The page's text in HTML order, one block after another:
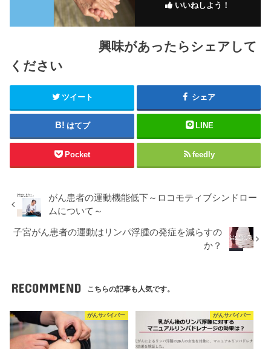
いいねしよう！
興味があったらシェアして
ください
ツイート シェア
はてブ LINE
Pocket feedly
がん患者の運動機能低下～ロコモティブシンドロー
ムについて～
子宮がん患者の運動はリンパ浮腫の発症を減らすの
か？
RECOMMEND こちらの記事も人気です。
がんサバイバー がんサバイバー